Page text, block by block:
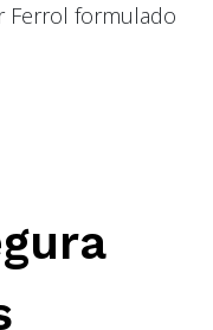
Ferrol formulado